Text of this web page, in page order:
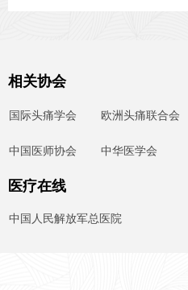
国际头痛学会
相关协会
欧洲头痛联合会
中国医师协会 中华医学会
中国人民解放军总医院
医疗在线